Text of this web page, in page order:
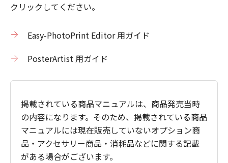
クリックしてください。
Easy-PhotoPrint Editor 用ガイド
PosterArtist 用ガイド
掲載されている商品マニュアルは、商品発売当時
の内容になります。そのため、掲載されている商品
マニュアルには現在販売していないオプション商
品・アクセサリー商品・消耗品などに関する記載
がある場合がございます。